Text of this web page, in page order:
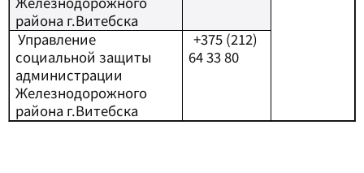
района г.Витебска
Управление
социальной защиты
администрации
Железнодорожного
района г.Витебска
+375 (212)
64 33 80